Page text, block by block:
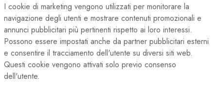
I cookie di marketing vengono utilizzati per monitorare la
navigazione degli utenti e mostrare contenuti promozionali e
annunci pubblicitari più pertinenti rispetto ai loro interessi.
Possono essere impostati anche da partner pubblicitari esterni
e consentire il tracciamento dell'utente su diversi siti web.
Questi cookie vengono attivati solo previo consenso
dell'utente.